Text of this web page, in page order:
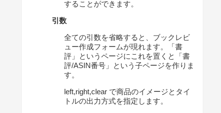
することができます。
引数
全ての引数を省略すると、ブックレビ
ュー作成フォームが現れます。「書
評」というページにこれを置くと「書
評/ASIN番号」という子ページを作りま
す。
left,right,clear で商品のイメージとタイ
トルの出力方式を指定します。